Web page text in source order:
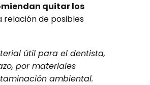
quitar los
relación de posibles
útil para el dentista,
por materiales
ambiental.